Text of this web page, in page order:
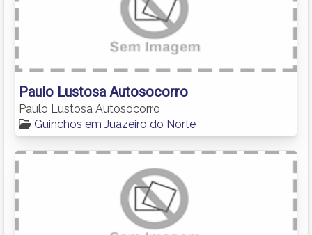
Paulo Lustosa Autosocorro
Paulo Lustosa Autosocorro
Guinchos em Juazeiro do Norte